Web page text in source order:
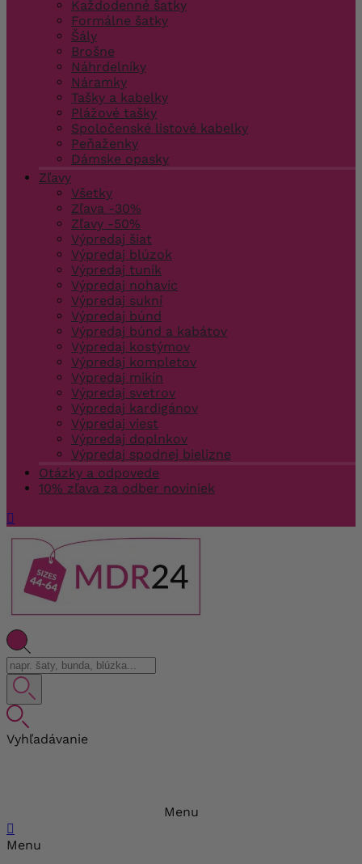
Každodenné šatky
Formálne šatky
Šály
Brošne
Náhrdelníky
Náramky
Tašky a kabelky
Plážové tašky
Spoločenské listové kabelky
Peňaženky
Dámske opasky
Zľavy
Všetky
Zľava -30%
Zľavy -50%
Výpredaj šiat
Výpredaj blúzok
Výpredaj tuník
Výpredaj nohavíc
Výpredaj sukní
Výpredaj búnd
Výpredaj búnd a kabátov
Výpredaj kostýmov
Výpredaj kompletov
Výpredaj mikín
Výpredaj svetrov
Výpredaj kardigánov
Výpredaj viest
Výpredaj doplnkov
Výpredaj spodnej bielizne
Otázky a odpovede
10% zľava za odber noviniek

Vyhľadávanie
Menu

Menu